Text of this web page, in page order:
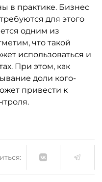
в практике. Бизнес
для этого
одним из
что такой
использоваться и
При этом, как
доли кого-
привести к